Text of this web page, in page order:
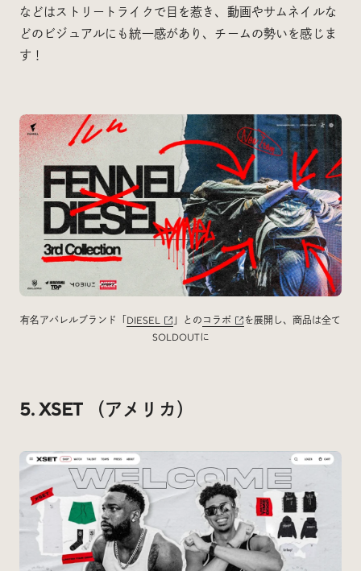
などはストリートライクで目を惹き、動画やサムネイルな
どのビジュアルにも統一感があり、チームの勢いを感じま
す！
有名アパレルブランド「DIESEL 」との コラボ
を展開し、商品は全て
SOLDOUTに
5. XSET （アメリカ）